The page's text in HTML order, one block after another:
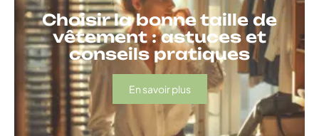
Choisir la bonne taille de
vêtement : astuces et
conseils pratiques
En savoir plus